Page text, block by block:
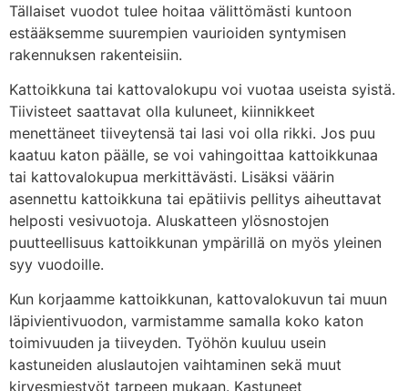
Tällaiset vuodot tulee hoitaa välittömästi kuntoon
estääksemme suurempien vaurioiden syntymisen
rakennuksen rakenteisiin.
Kattoikkuna tai kattovalokupu voi vuotaa useista syistä.
Tiivisteet saattavat olla kuluneet, kiinnikkeet
menettäneet tiiveytensä tai lasi voi olla rikki. Jos puu
kaatuu katon päälle, se voi vahingoittaa kattoikkunaa
tai kattovalokupua merkittävästi. Lisäksi väärin
asennettu kattoikkuna tai epätiivis pellitys aiheuttavat
helposti vesivuotoja. Aluskatteen ylösnostojen
puutteellisuus kattoikkunan ympärillä on myös yleinen
syy vuodoille.
Kun korjaamme kattoikkunan, kattovalokuvun tai muun
läpivientivuodon, varmistamme samalla koko katon
toimivuuden ja tiiveyden. Työhön kuuluu usein
kastuneiden aluslautojen vaihtaminen sekä muut
kirvesmiestyöt tarpeen mukaan. Kastuneet